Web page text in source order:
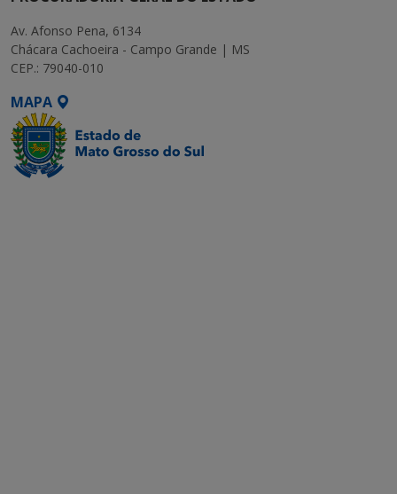
Av. Afonso Pena, 6134
Chácara Cachoeira - Campo Grande | MS
CEP.: 79040-010
MAPA